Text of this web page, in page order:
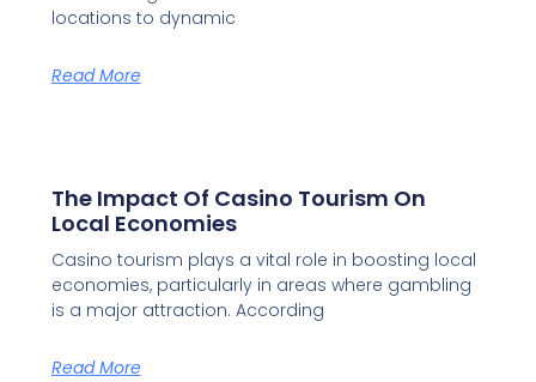
locations to dynamic
Read More
The Impact Of Casino Tourism On
Local Economies
Casino tourism plays a vital role in boosting local
economies, particularly in areas where gambling
is a major attraction. According
Read More